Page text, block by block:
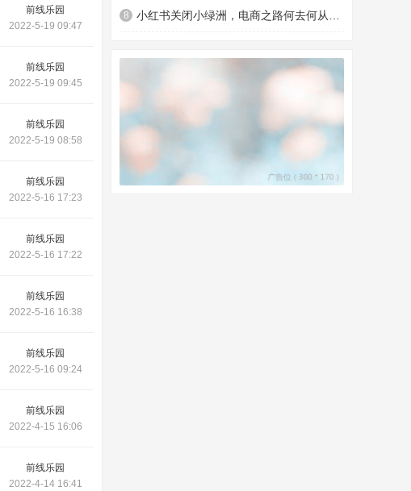
前线乐园
2022-5-19 09:47
前线乐园
2022-5-19 09:45
前线乐园
2022-5-19 08:58
前线乐园
2022-5-16 17:23
前线乐园
2022-5-16 17:22
前线乐园
2022-5-16 16:38
前线乐园
2022-5-16 09:24
前线乐园
2022-4-15 16:06
前线乐园
2022-4-14 16:41
8